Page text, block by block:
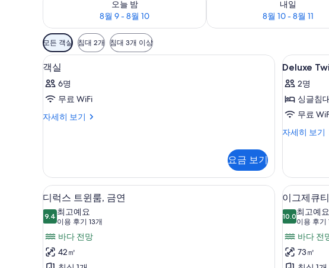
오늘 밤
8월 9 - 8월 10
내일
8월 10 - 8월 11
객
실
에
사
용
가
능
모든 객실 침대 2개 침대 3개 이상
객
실
사
모
기
고급 침구, 필로우탑 침대, 객실 내 금고, 책상
1
객실
6명
무료 WiFi
자세히 보기
객
보
기
요금 보기
Deluxe
Twin
Room
사
진
모
기
1
Deluxe
2명
싱글침
무료
자세히 보기
Deluxe
세
히
보
기
디
럭
스
트
윈
고급 침구, 필로우탑 침대, 객실 내 금고, 책상
16
디럭스 트윈룸, 금연
9.49.4점 만점 중 10점
최고예요
이용 후기 13개
(이
용
후
기
바다 전망
42㎡
이
그
제
큐
티
11
이그제큐
10.010.0점 만점
최고예요
이용 후기
(이
용
후
기
바다 전
73㎡